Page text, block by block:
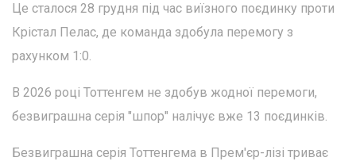
Це сталося 28 грудня під час виїзного поєдинку проти
Крістал Пелас, де команда здобула перемогу з
рахунком 1:0.
В 2026 році Тоттенгем не здобув жодної перемоги,
безвиграшна серія "шпор" налічує вже 13 поєдинків.
Безвиграшна серія Тоттенгема в Прем'єр-лізі триває